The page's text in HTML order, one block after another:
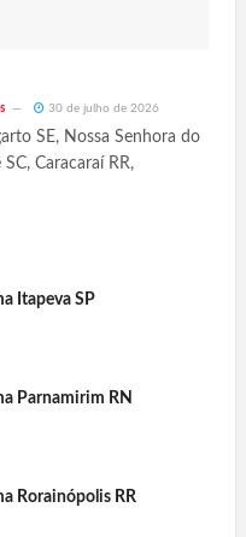
30 de julho de 2026
SE, Nossa Senhora do
Caracaraí RR,
Itapeva SP
Parnamirim RN
Rorainópolis RR